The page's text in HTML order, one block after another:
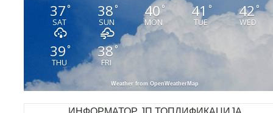
37°
SAT
38 °
SUN
40°
MON
41 °
TUE
42°
WED
39°
THU
38°
FRI
Weather from OpenWeatherMap